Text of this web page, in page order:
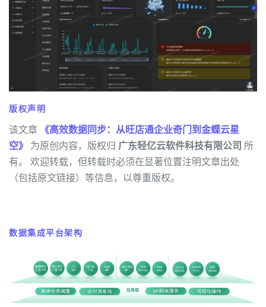
版权声明
该文章 《高效数据同步：从旺店通企业奇门到金蝶云星
空》 为原创内容，版权归 广东轻亿云软件科技有限公司 所
有。 欢迎转载，但转载时必须在显著位置注明文章出处
（包括原文链接）等信息，以尊重版权。
数据集成平台架构